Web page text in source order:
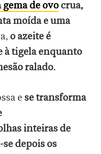
gema de ovo crua,
moída e uma
o azeite é
à tigela enquanto
ralado.
e se transforma
inteiras de
depois os